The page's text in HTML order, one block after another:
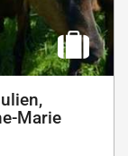
Marie